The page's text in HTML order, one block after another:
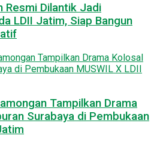
Resmi Dilantik Jadi
LDII Jatim, Siap Bangun
Tampilkan Drama
Surabaya di Pembukaan